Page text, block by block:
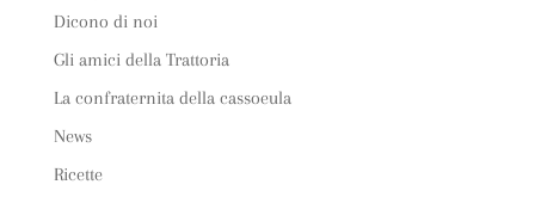
Dicono di noi
Gli amici della Trattoria
La confraternita della cassoeula
News
Ricette